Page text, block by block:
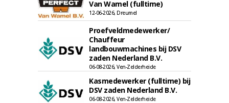
Van Wamel (fulltime)
12-06-2026, Dreumel
Proefveldmedewerker/
Chauffeur
landbouwmachines bij DSV
zaden Nederland B.V.
06-08-2026, Ven-Zelderheide
Kasmedewerker (fulltime) bij
DSV zaden Nederland B.V.
06-08-2026, Ven-Zelderheide